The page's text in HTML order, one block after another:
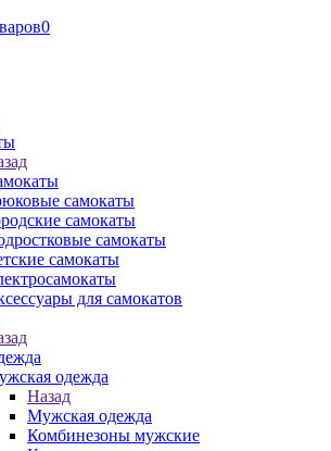
0
самокаты
самокаты
самокаты
самокаты
для самокатов
одежда
Назад
Мужская одежда
Комбинезоны мужские